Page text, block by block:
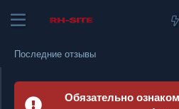
Последние отзывы
Обязательно